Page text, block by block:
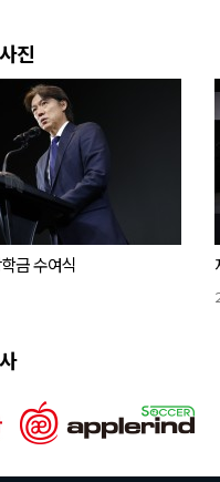
진
금 수여식